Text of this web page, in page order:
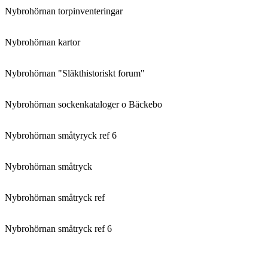
Nybrohörnan torpinventeringar
Nybrohörnan kartor
Nybrohörnan "Släkthistoriskt forum"
Nybrohörnan sockenkataloger o Bäckebo
Nybrohörnan småtyryck ref 6
Nybrohörnan småtryck
Nybrohörnan småtryck ref
Nybrohörnan småtryck ref 6